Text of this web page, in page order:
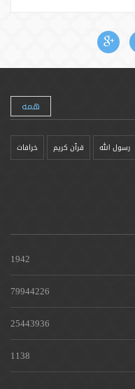
همه
رسول الله قرآن کریم خرافات
1942
79944226
25443936
1138